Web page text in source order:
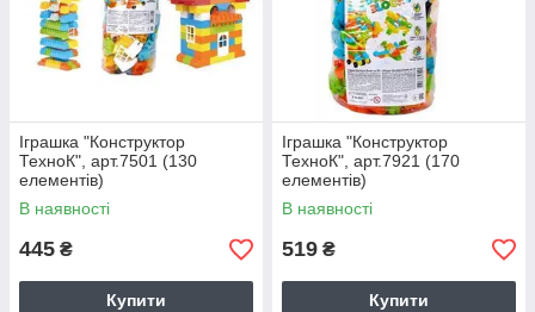
Іграшка "Конструктор
ТехноК", арт.7501 (130
елементів)
В наявності
445 ₴
Купити
Іграшка "Конструктор
ТехноК", арт.7921 (170
елементів)
В наявності
519 ₴
Купити